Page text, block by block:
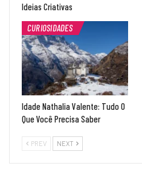
Ideias Criativas
CURIOSIDADES
Idade Nathalia Valente: Tudo O
Que Você Precisa Saber
PREV NEXT